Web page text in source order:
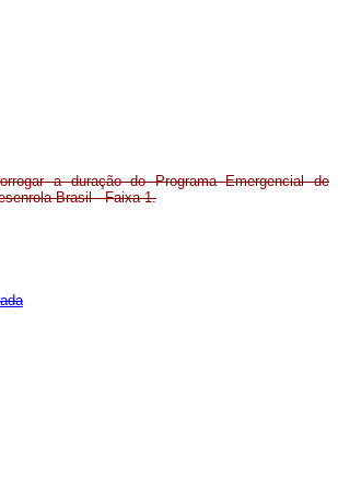
a duração do Programa Emergencial de
Brasil - Faixa 1.